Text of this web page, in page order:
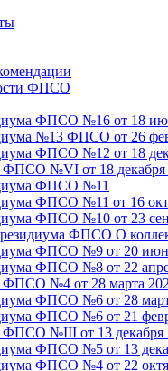
ФПСО
ФПСО №16 от 18
№13 ФПСО от 26
ФПСО №12 от 18
ФПСО №VI от 18 декабря
ФПСО №11
ФПСО №11 от 16
ФПСО №10 от 23
ФПСО О
ФПСО №9 от 20
ФПСО №8 от 22
ФПСО №4 от 28 марта
ФПСО №6 от 28
ФПСО №6 от 21
ФПСО №III от 13 декабря
ФПСО №5 от 13
ФПСО №4 от 22